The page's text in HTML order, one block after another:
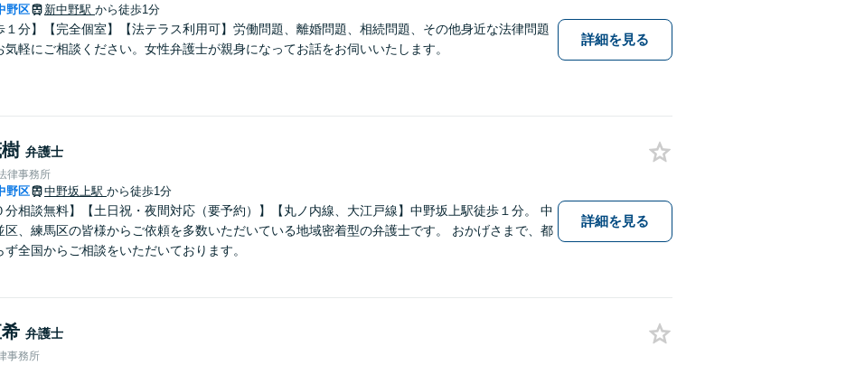
野区 新中野駅 から徒歩1分
１分】【完全個室】【法テラス利用可】労働問題、離婚問題、相続問題、その他身近な法律問題
気軽にご相談ください。女性弁護士が親身になってお話をお伺いいたします。
詳細を見る
弁護士
律事務所
野区 中野坂上駅 から徒歩1分
分相談無料】【土日祝・夜間対応（要予約）】【丸ノ内線、大江戸線】中野坂上駅徒歩１分。 中
区、練馬区の皆様からご依頼を多数いただいている地域密着型の弁護士です。 おかげさまで、都
ず全国からご相談をいただいております。
詳細を見る
弁護士
事務所